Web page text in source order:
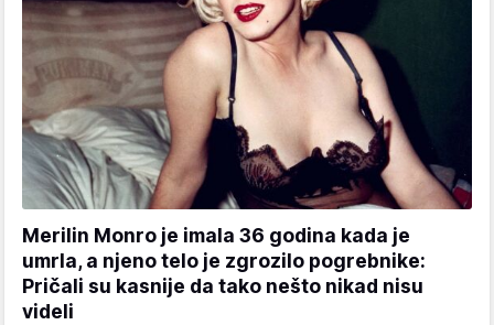
Merilin Monro je imala 36 godina kada je
umrla, a njeno telo je zgrozilo pogrebnike:
Pričali su kasnije da tako nešto nikad nisu
videli